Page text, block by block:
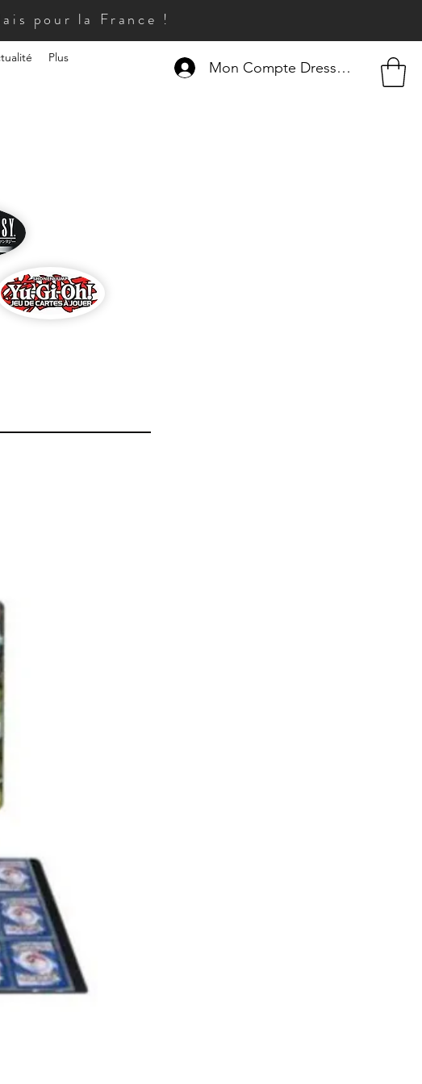
pour la France !
Plus
Mon Compte Dresseur